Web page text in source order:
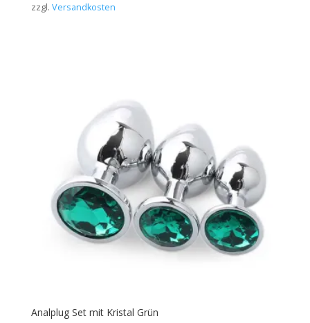
zzgl. Versandkosten
Analplug Set mit Kristal Grün